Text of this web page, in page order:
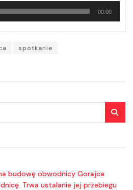
00:00
spotkanie
budowę obwodnicy Gorajca
Trwa ustalanie jej przebiegu